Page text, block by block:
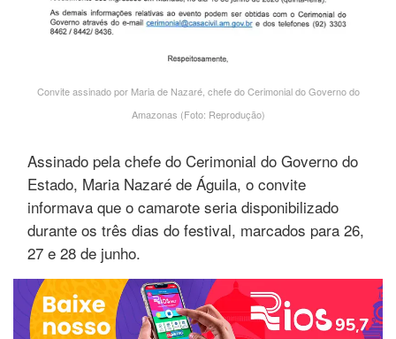
Convite assinado por Maria de Nazaré, chefe do Cerimonial do Governo do
Amazonas (Foto: Reprodução)
Assinado pela chefe do Cerimonial do Governo do
Estado, Maria Nazaré de Águila, o convite
informava que o camarote seria disponibilizado
durante os três dias do festival, marcados para 26,
27 e 28 de junho.